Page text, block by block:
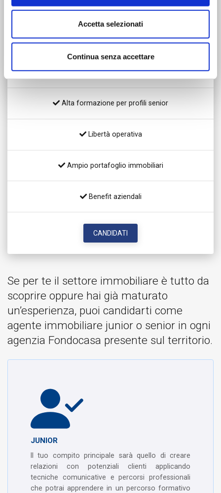
Accetta selezionati
Continua senza accettare
Possibilità di carriera
Alta formazione per profili senior
Libertà operativa
Ampio portafoglio immobiliari
Benefit aziendali
CANDIDATI
Se per te il settore immobiliare è tutto da
scoprire oppure hai già maturato
un’esperienza, puoi candidarti come
agente immobiliare junior o senior in ogni
agenzia Fondocasa presente sul territorio.
JUNIOR
Il tuo compito principale sarà quello di creare
relazioni con potenziali clienti applicando
tecniche comunicative e percorsi professionali
che potrai apprendere in un percorso formativo